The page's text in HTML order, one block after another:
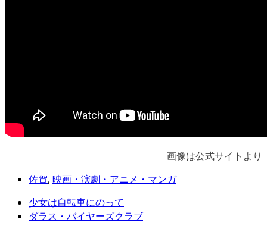
画像は公式サイトより
佐賀, 映画・演劇・アニメ・マンガ
少女は自転車にのって
ダラス・バイヤーズクラブ